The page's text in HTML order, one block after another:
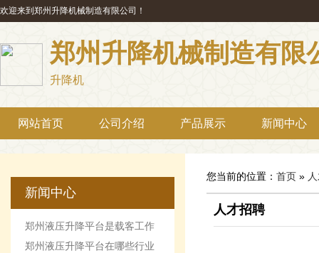
欢迎来到郑州升降机械制造有限公司！
郑州升降机械制造有限
升降机
网站首页 公司介绍 产品展示 新闻中心
新闻中心
郑州液压升降平台是载客工作
机械设备
郑州液压升降平台在哪些行业
您当前的位置： 首页 »
人才招聘